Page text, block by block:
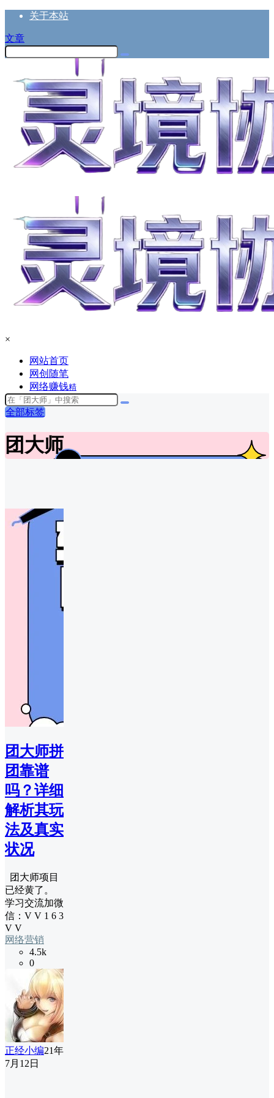
关于本站
文章
×
网站首页
网创随笔
网络赚钱精
全部标签
团大师
团大师拼
团靠谱
吗？详细
解析其玩
法及真实
状况
团大师项目
已经黄了。
学习交流加微
信：V V 1 6 3
V V
网络营销
4.5k
0
正经小编21年
7月12日